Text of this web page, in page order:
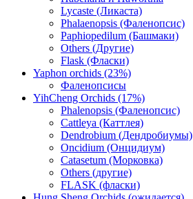
Lycaste (Ликаста)
Phalaenopsis (Фаленопсис)
Paphiopedilum (Башмаки)
Others (Другие)
Flask (Фласки)
Yaphon orchids (23%)
Фаленопсисы
YihCheng Orchids (17%)
Phalenopsis (Фаленопсис)
Cattleya (Каттлея)
Dendrobium (Дендробиумы)
Oncidium (Онцидиум)
Catasetum (Морковка)
Others (другие)
FLASK (фласки)